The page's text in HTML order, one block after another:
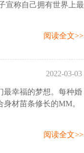
宣称自己拥有世界上最
阅读全文>>
2022-03-03
12:10:09
最幸福的梦想。每种婚
材苗条修长的MM。
阅读全文>>